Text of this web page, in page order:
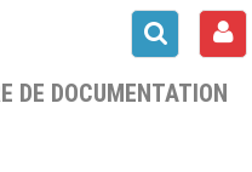
DE DOCUMENTATION